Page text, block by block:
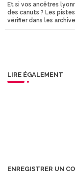
Et si vos ancêtres
des canuts ? Les
vérifier dans les
LIRE ÉGALEMENT
ENREGISTRER UN